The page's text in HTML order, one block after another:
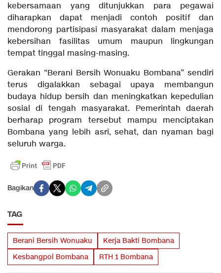
kebersamaan yang ditunjukkan para pegawai
diharapkan dapat menjadi contoh positif dan
mendorong partisipasi masyarakat dalam menjaga
kebersihan fasilitas umum maupun lingkungan
tempat tinggal masing-masing.
Gerakan “Berani Bersih Wonuaku Bombana” sendiri
terus digalakkan sebagai upaya membangun
budaya hidup bersih dan meningkatkan kepedulian
sosial di tengah masyarakat. Pemerintah daerah
berharap program tersebut mampu menciptakan
Bombana yang lebih asri, sehat, dan nyaman bagi
seluruh warga.
Bagikan
TAG
Berani Bersih Wonuaku
Kerja Bakti Bombana
Kesbangpol Bombana
RTH 1 Bombana